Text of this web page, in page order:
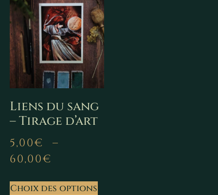
Liens du sang
– Tirage d’art
5,00€
–
60,00€
Choix des options